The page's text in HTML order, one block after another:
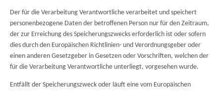
Der für die Verarbeitung Verantwortliche verarbeitet und speichert
personenbezogene Daten der betroffenen Person nur für den Zeitraum,
der zur Erreichung des Speicherungszwecks erforderlich ist oder sofern
dies durch den Europäischen Richtlinien- und Verordnungsgeber oder
einen anderen Gesetzgeber in Gesetzen oder Vorschriften, welchen der
für die Verarbeitung Verantwortliche unterliegt, vorgesehen wurde.
Entfällt der Speicherungszweck oder läuft eine vom Europäischen